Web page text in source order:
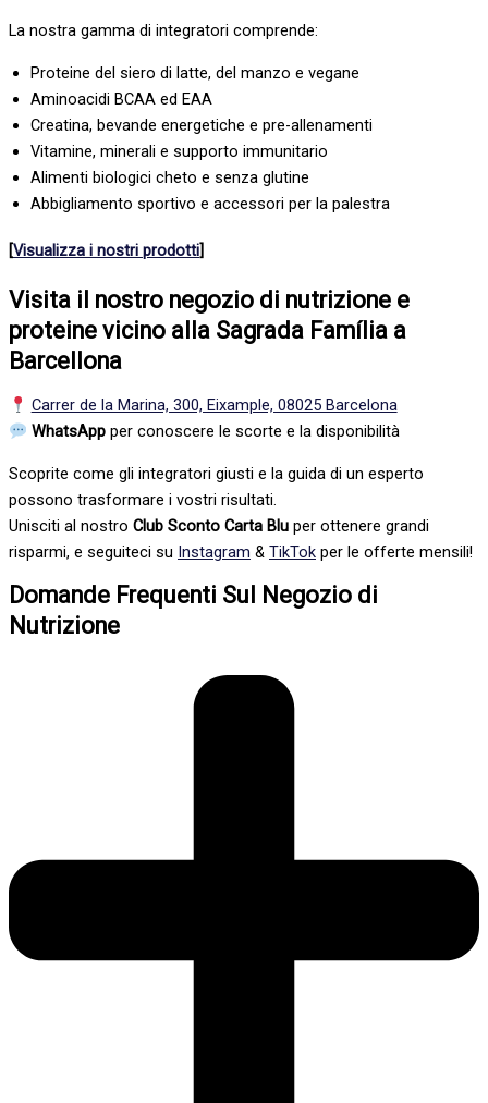
La nostra gamma di integratori comprende:
Proteine del siero di latte, del manzo e vegane
Aminoacidi BCAA ed EAA
Creatina, bevande energetiche e pre-allenamenti
Vitamine, minerali e supporto immunitario
Alimenti biologici cheto e senza glutine
Abbigliamento sportivo e accessori per la palestra
[Visualizza i nostri prodotti]
Visita il nostro negozio di nutrizione e
proteine vicino alla Sagrada Família a
Barcellona
Carrer de la Marina, 300, Eixample, 08025 Barcelona
WhatsApp per conoscere le scorte e la disponibilità
Scoprite come gli integratori giusti e la guida di un esperto
possono trasformare i vostri risultati.
Unisciti al nostro Club Sconto Carta Blu per ottenere grandi
risparmi, e seguiteci su Instagram & TikTok per le offerte mensili!
Domande Frequenti Sul Negozio di
Nutrizione